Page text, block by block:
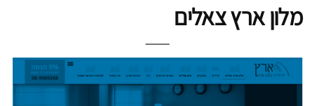
מלון ארץ צאלים